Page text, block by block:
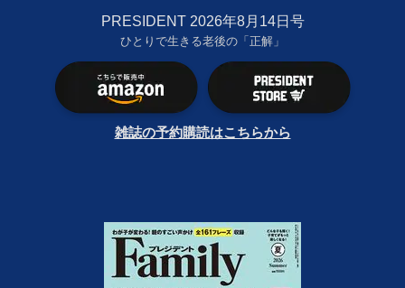
PRESIDENT 2026年8月14日号
ひとりで生きる老後の「正解」
雑誌の予約購読はこちらから